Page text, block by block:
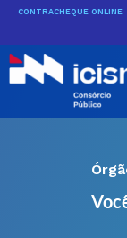
conteúdo
CONTRACHEQUE ONLINE